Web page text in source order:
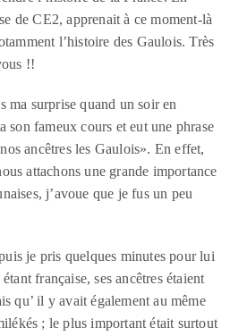
de CE2, apprenait à ce moment-là
l’histoire des Gaulois. Très
!!
ma surprise quand un soir en
son fameux cours et eut une phrase
ancêtres les Gaulois». En effet,
attachons une grande importance
j’avoue que je fus un peu
je pris quelques minutes pour lui
française, ses ancêtres étaient
qu’ il y avait également au même
; le plus important était surtout